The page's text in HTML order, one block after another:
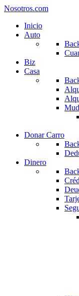
Nosotros.com
Inicio
Auto
Biz
Casa
Donar Carro
Dinero